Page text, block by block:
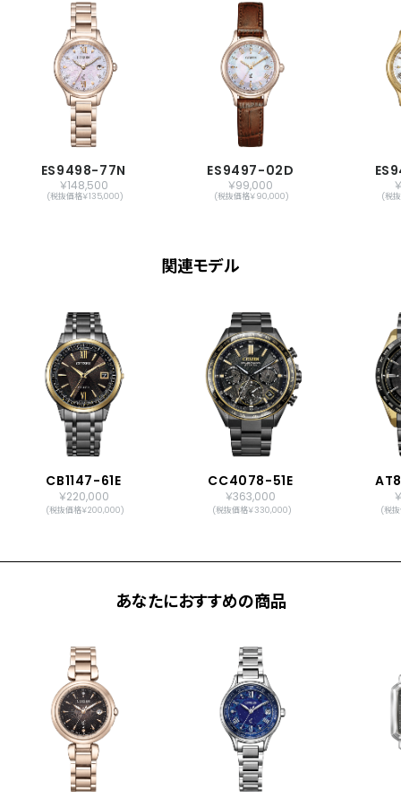
ダイレクトフライト
ワールドタイム機能(24時差)
サマータイム機能
パーフェックス(JIS1種耐磁、衝撃検知機
能、針自動補正機能)
シンプルアジャスト
メーカー保証
国際保証3年間(購入後1年以内にMY
ES9498-77N
￥148,500
(税抜価格￥135,000)
ES9497-02D
￥99,000
(税抜価格￥90,000) (税
関連モデル
CB1147-61E
￥220,000
(税抜価格￥200,000)
CC4078-51E
￥363,000
(税抜価格￥330,000) (税
あなたにおすすめの商品